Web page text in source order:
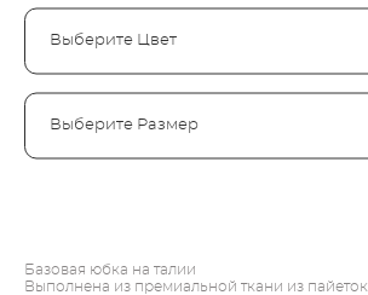
Выберите Цвет
Выберите Размер
Базовая юбка на талии
Выполнена из премиальной ткани из пайеток